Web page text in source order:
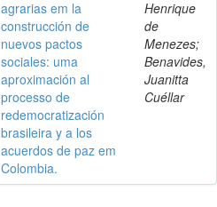
agrarias em la
construcción de
nuevos pactos
sociales: uma
aproximación al
processo de
redemocratización
brasileira y a los
acuerdos de paz em
Colombia.
Henrique
de
Menezes;
Benavides,
Juanitta
Cuéllar